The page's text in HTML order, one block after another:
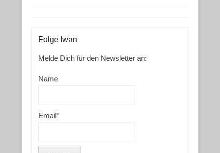
Folge Iwan
Melde Dich für den Newsletter an:
Name
Email*